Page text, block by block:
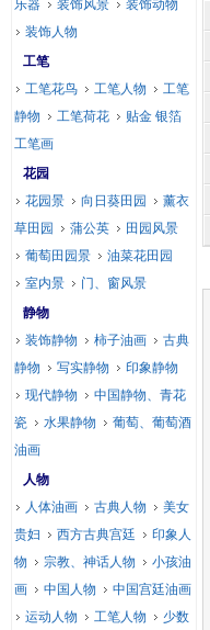
乐器 装饰风景
装饰动物
装饰人物
工笔
工笔花鸟
工笔人物
工笔
静物
工笔荷花
贴金 银箔
工笔画
花园
花园景
向日葵田园
薰衣
草田园
蒲公英
田园风景
葡萄田园景
油菜花田园
室内景
门、窗风景
静物
装饰静物
柿子油画
古典
静物
写实静物
印象静物
现代静物
中国静物、青花
瓷
水果静物
葡萄、葡萄酒
油画
人物
人体油画
古典人物
美女
贵妇
西方古典宫廷
印象人
物
宗教、神话人物
小孩油
画
中国人物
中国宫廷油画
运动人物
工笔人物
少数